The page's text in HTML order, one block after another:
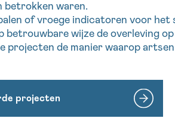
betrokken waren.
ofvroege indicatoren voor het
betrouwbare wijze de overleving
projecten de manier waarop artsen
projecten